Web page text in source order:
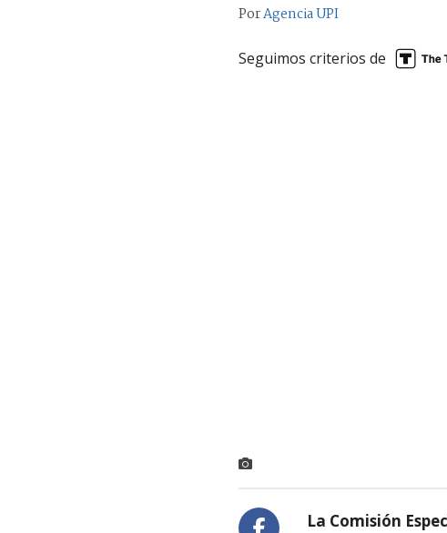
PorAgencia UPI
Seguimos criterios de
La Comisión